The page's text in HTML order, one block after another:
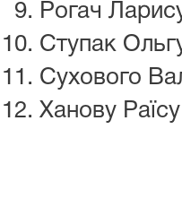
Рогач
Ступак
Сухового
Ханову